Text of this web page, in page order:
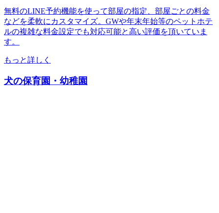
無料のLINE予約機能を使って部屋の指定、部屋ごとの料金
などを柔軟にカスタマイズ。GWや年末年始等のペットホテ
ルの複雑な料金設定でも対応可能と高い評価を頂いていま
す。
もっと詳しく
犬の保育園・幼稚園